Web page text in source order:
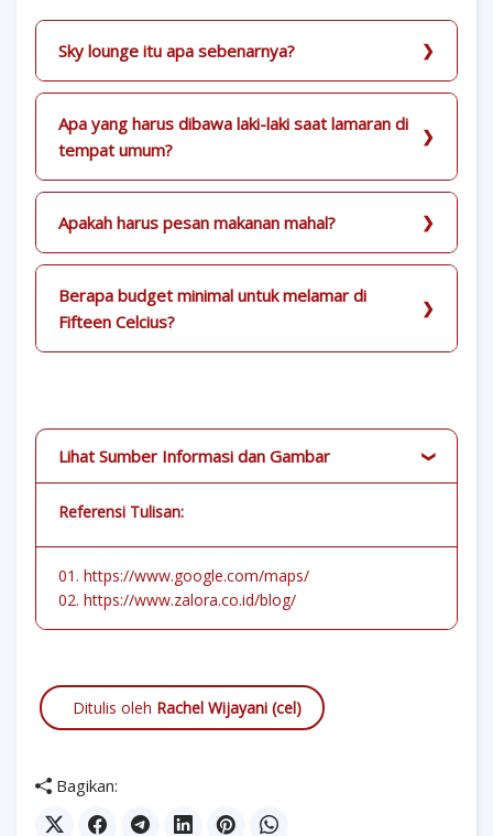
Sky lounge itu apa sebenarnya?
Apa yang harus dibawa laki-laki saat lamaran di
tempat umum?
Apakah harus pesan makanan mahal?
Berapa budget minimal untuk melamar di
Fifteen Celcius?
Lihat Sumber Informasi dan Gambar
Referensi Tulisan:
01. https://www.google.com/maps/
02. https://www.zalora.co.id/blog/
Ditulis oleh Rachel Wijayani (cel)
Bagikan: